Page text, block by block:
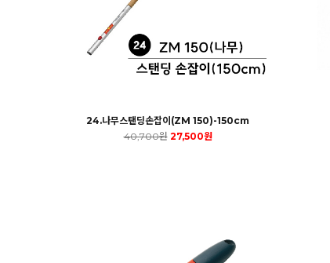
24.나무스탠딩손잡이(ZM 150)-150cm
40,700원 27,500원